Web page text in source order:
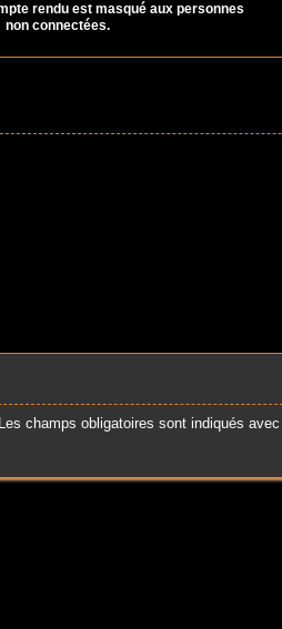
rendu est masqué aux personnes
non connectées.
Les champs obligatoires sont indiqués avec